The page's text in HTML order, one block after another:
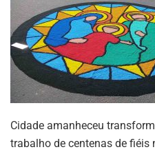
Cidade amanheceu
trabalho de centenas de fiéis